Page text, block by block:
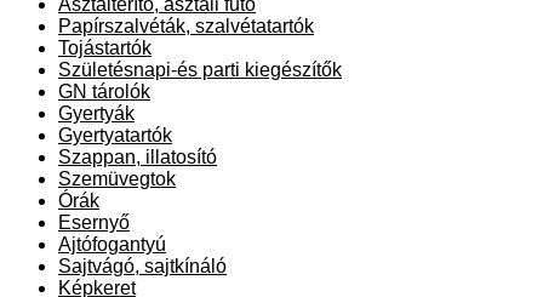
Asztalterítő, asztali futó
Papírszalvéták, szalvétatartók
Tojástartók
Születésnapi-és parti kiegészítők
GN tárolók
Gyertyák
Gyertyatartók
Szappan, illatosító
Szemüvegtok
Órák
Esernyő
Ajtófogantyú
Sajtvágó, sajtkínáló
Képkeret